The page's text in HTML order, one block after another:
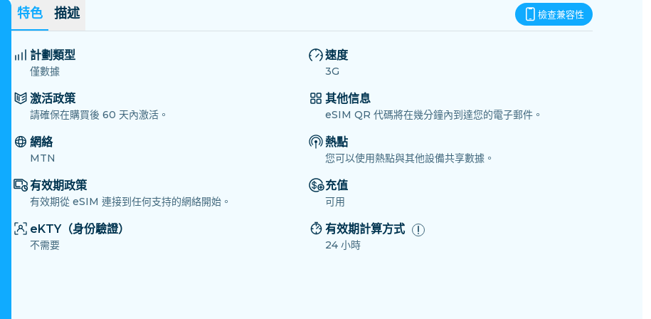
特色 描述 檢查兼容性
計劃類型
僅數據
激活政策
請確保在購買後 60 天內激活。
網絡
MTN
有效期政策
有效期從 eSIM 連接到任何支持的網絡開始。
eKTY（身份驗證）
不需要
速度
3G
其他信息
eSIM QR 代碼將在幾分鐘內到達您的電子郵件。
熱點
您可以使用熱點與其他設備共享數據。
充值
可用
有效期計算方式
24 小時